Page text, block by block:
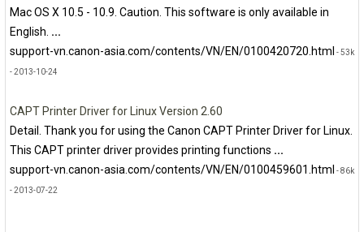
Mac OS X 10.5 - 10.9. Caution. This software is only available in
English. ...
support-vn.canon-asia.com/contents/VN/EN/0100420720.html - 53k
- 2013-10-24
CAPT Printer Driver for Linux Version 2.60
Detail. Thank you for using the Canon CAPT Printer Driver for Linux.
This CAPT printer driver provides printing functions ...
support-vn.canon-asia.com/contents/VN/EN/0100459601.html - 86k
- 2013-07-22